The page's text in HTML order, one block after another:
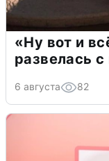
«Ну вот и
развелась
6 августа 82